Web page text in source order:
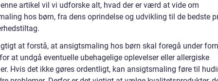
artikel vil vi udforske alt, hvad der er værd at vide om
hos børn, fra dens oprindelse og udvikling til de bedste
at forstå, at ansigtsmaling hos børn skal foregå under
at undgå eventuelle ubehagelige oplevelser eller allergiske
Hvis det ikke gøres ordentligt, kan ansigtsmaling føre til